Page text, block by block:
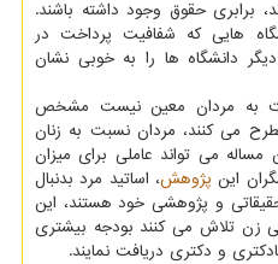
برابری حقوق وجود داشته باشند.
هایی که شفافیت پرداخت در
دانشگاه ها را به خوبی نشان
به مردان معین نیست مشخص
می کنند، مردان نسبت به زنان
می تواند عاملی برای میزان
این پژوهش، اساتید مرد بدنبال
و پژوهشی خود هستند، این
زن تلاش می کنند بودجه بیشتری
و دکتری دریافت نمایند.